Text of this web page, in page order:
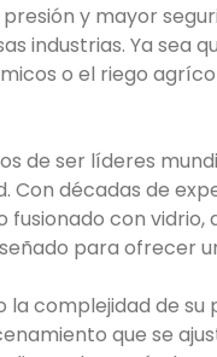
y mayor
industrias. Ya sea
o el riego
de ser líderes
décadas de
fusionado con
para ofrecer
complejidad de
que se